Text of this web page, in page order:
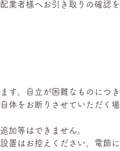
業者様へお引き取りの確認を
す。自立が困難なものにつき
体をお断りさせていただく場
加等はできません。
置はお控えください。電飾に